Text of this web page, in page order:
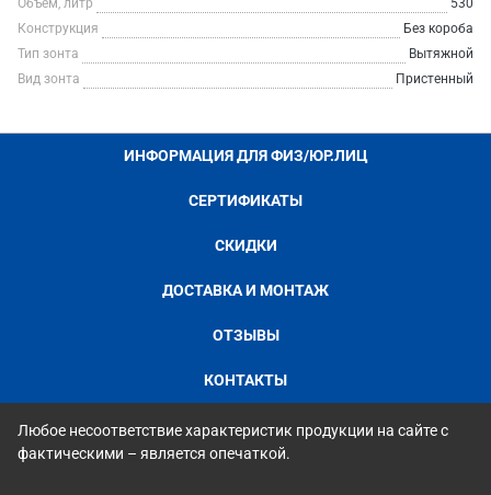
Объем, литр
530
Конструкция
Без короба
Тип зонта
Вытяжной
Вид зонта
Пристенный
ИНФОРМАЦИЯ ДЛЯ ФИЗ/ЮР.ЛИЦ
СЕРТИФИКАТЫ
СКИДКИ
ДОСТАВКА И МОНТАЖ
ОТЗЫВЫ
КОНТАКТЫ
Любое несоответствие характеристик продукции на сайте с
фактическими – является опечаткой.